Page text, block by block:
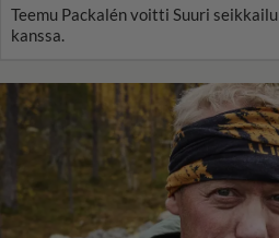
Teemu Packalén voitti Suuri
kanssa.